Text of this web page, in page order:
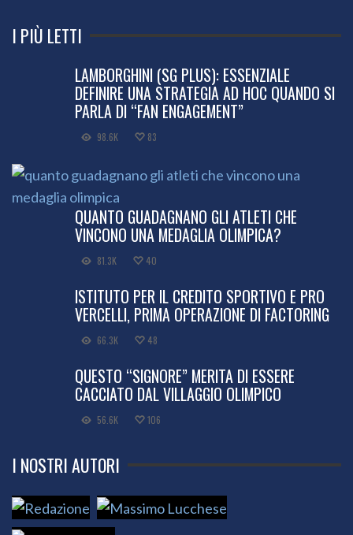
I PIÙ LETTI
LAMBORGHINI (SG PLUS): ESSENZIALE
DEFINIRE UNA STRATEGIA AD HOC QUANDO SI
PARLA DI “FAN ENGAGEMENT”
98.6K 83
QUANTO GUADAGNANO GLI ATLETI CHE
VINCONO UNA MEDAGLIA OLIMPICA?
81.3K 40
ISTITUTO PER IL CREDITO SPORTIVO E PRO
VERCELLI, PRIMA OPERAZIONE DI FACTORING
66.3K 48
QUESTO “SIGNORE” MERITA DI ESSERE
CACCIATO DAL VILLAGGIO OLIMPICO
56.6K 106
I NOSTRI AUTORI